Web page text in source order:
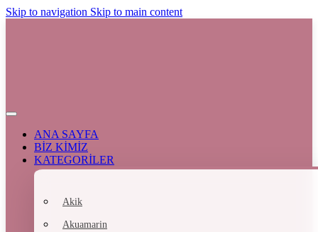
Skip to navigation Skip to main content
ANA SAYFA
BİZ KİMİZ
KATEGORİLER
Akik
Akuamarin